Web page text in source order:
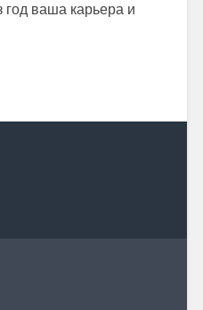
год ваша карьера и